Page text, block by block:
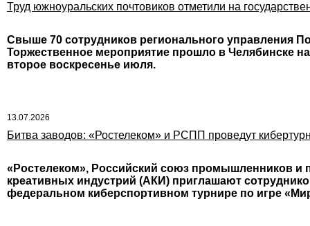
Труд южноуральских почтовиков отметили на
Свыше 70 сотрудников регионального управления
Торжественное мероприятие прошло в Челябинске
второе воскресенье июля.
13.07.2026
Битва заводов: «Ростелеком» и РСПП проведут
«Ростелеком», Российский союз промышленников и
креативных индустрий (АКИ) приглашают
федеральном киберспортивном турнире по игре